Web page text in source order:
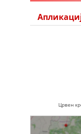
Црвен